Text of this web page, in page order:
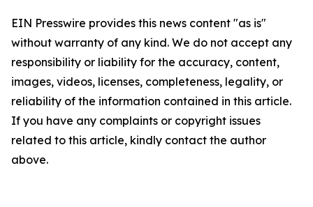
EIN Presswire provides this news content "as is"
without warranty of any kind. We do not accept any
responsibility or liability for the accuracy, content,
images, videos, licenses, completeness, legality, or
reliability of the information contained in this article.
If you have any complaints or copyright issues
related to this article, kindly contact the author
above.